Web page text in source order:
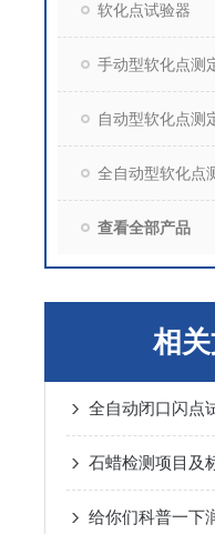
软化点试验器
手动型软化点测
自动型软化点测
全自动型软化点
查看全部产品
相
石蜡检测项目及
给你们科普一下